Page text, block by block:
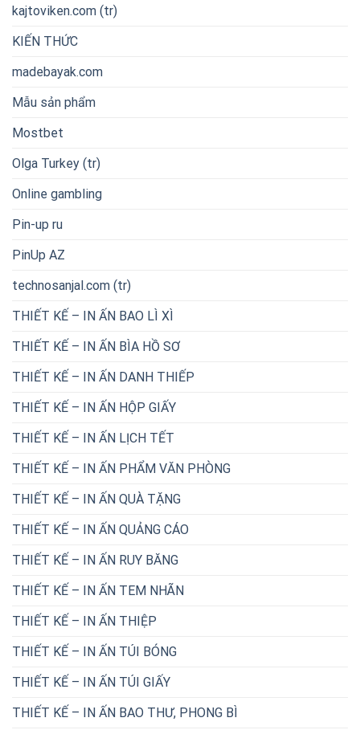
kajtoviken.com (tr)
KIẾN THỨC
madebayak.com
Mẫu sản phẩm
Mostbet
Olga Turkey (tr)
Online gambling
Pin-up ru
PinUp AZ
technosanjal.com (tr)
THIẾT KẾ – IN ẤN BAO LÌ XÌ
THIẾT KẾ – IN ẤN BÌA HỒ SƠ
THIẾT KẾ – IN ẤN DANH THIẾP
THIẾT KẾ – IN ẤN HỘP GIẤY
THIẾT KẾ – IN ẤN LỊCH TẾT
THIẾT KẾ – IN ẤN PHẨM VĂN PHÒNG
THIẾT KẾ – IN ẤN QUÀ TẶNG
THIẾT KẾ – IN ẤN QUẢNG CÁO
THIẾT KẾ – IN ẤN RUY BĂNG
THIẾT KẾ – IN ẤN TEM NHÃN
THIẾT KẾ – IN ẤN THIỆP
THIẾT KẾ – IN ẤN TÚI BÓNG
THIẾT KẾ – IN ẤN TÚI GIẤY
THIẾT KẾ – IN ẤN BAO THƯ, PHONG BÌ